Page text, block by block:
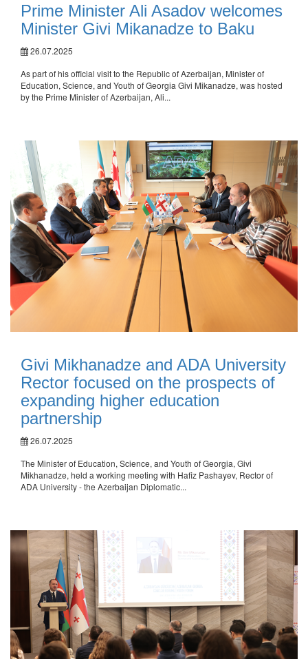
Prime Minister Ali Asadov welcomes
Minister Givi Mikanadze to Baku
26.07.2025
As part of his official visit to the Republic of Azerbaijan, Minister of
Education, Science, and Youth of Georgia Givi Mikanadze, was hosted
by the Prime Minister of Azerbaijan, Ali...
Givi Mikhanadze and ADA University
Rector focused on the prospects of
expanding higher education
partnership
26.07.2025
The Minister of Education, Science, and Youth of Georgia, Givi
Mikhanadze, held a working meeting with Hafiz Pashayev, Rector of
ADA University - the Azerbaijan Diplomatic...